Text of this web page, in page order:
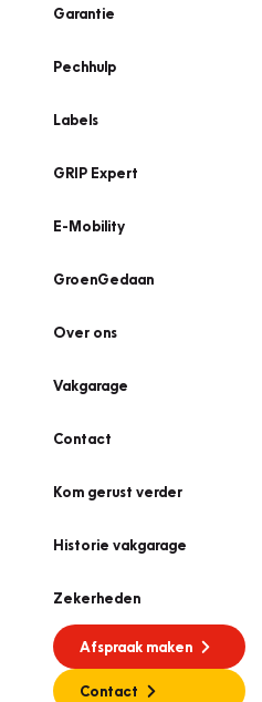
Garantie
Pechhulp
Labels
GRIP Expert
E-Mobility
GroenGedaan
Over ons
Vakgarage
Contact
Kom gerust verder
Historie vakgarage
Zekerheden
Afspraak maken
Contact